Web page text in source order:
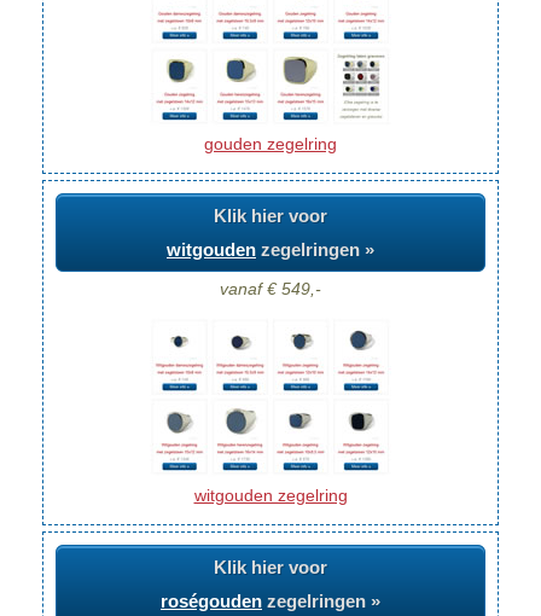
gouden zegelring
Klik hier voor
witgouden zegelringen »
vanaf € 549,-
witgouden zegelring
Klik hier voor
roségouden zegelringen »